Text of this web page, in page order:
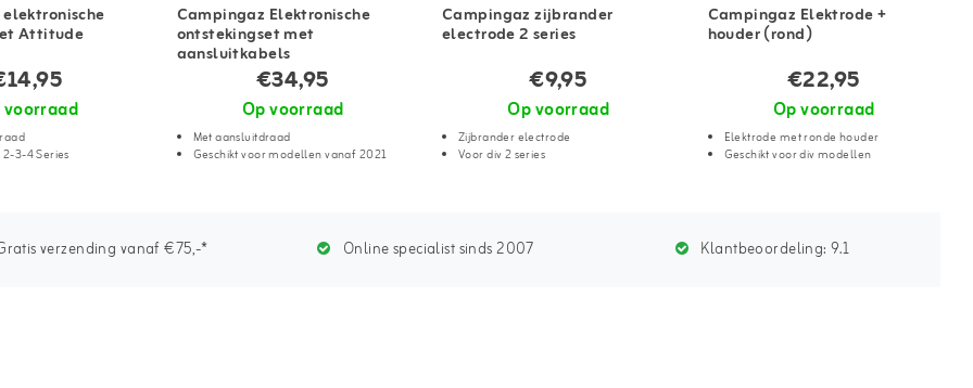
Attitude
voorraad
3-4 Series
Campingaz Elektronische
ontstekingset met
aansluitkabels
€34,95
Op voorraad
Met aansluitdraad
Geschikt voor modellen vanaf 2021
Campingaz zijbrander
electrode 2 series
€9,95
Op voorraad
Zijbrander electrode
Voor div 2 series
Campingaz Elektrode +
houder (rond)
€22,95
Op voorraad
Elektrode met ronde houder
Geschikt voor div modellen
verzending vanaf €75,-* Online specialist sinds 2007 Klantbeoordeling:9.1